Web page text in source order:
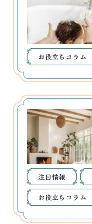
お役立ちコラム
注目情報
お役立ちコラム